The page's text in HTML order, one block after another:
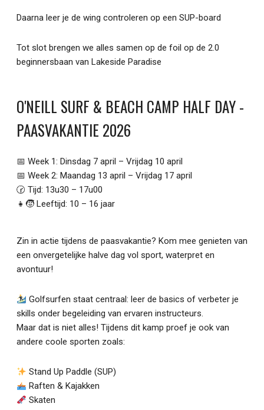
Daarna leer je de wing controleren op een SUP-board
Tot slot brengen we alles samen op de foil op de 2.0
beginnersbaan van Lakeside Paradise
O'NEILL SURF & BEACH CAMP HALF DAY -
PAASVAKANTIE 2026
📅 Week 1: Dinsdag 7 april – Vrijdag 10 april
📅 Week 2: Maandag 13 april – Vrijdag 17 april
🕝 Tijd: 13u30 – 17u00
👧🧒 Leeftijd: 10 – 16 jaar
Zin in actie tijdens de paasvakantie? Kom mee genieten van
een onvergetelijke halve dag vol sport, waterpret en
avontuur!
Golfsurfen staat centraal: leer de basics of verbeter je
skills onder begeleiding van ervaren instructeurs.
Maar dat is niet alles! Tijdens dit kamp proef je ook van
andere coole sporten zoals:
Stand Up Paddle (SUP)
Raften & Kajakken
Skaten